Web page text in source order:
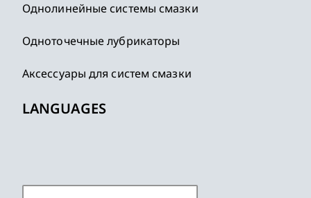
Однолинейные системы смазки
Одноточечные лубрикаторы
Аксессуары для систем смазки
LANGUAGES